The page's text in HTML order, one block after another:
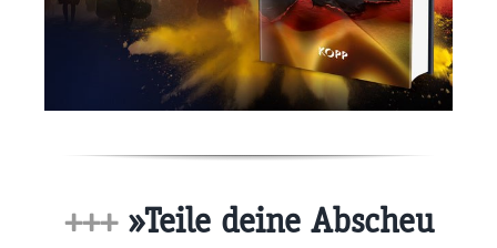
+++»Teile deine Abscheu